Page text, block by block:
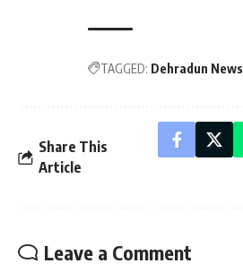
TAGGED: Dehradun News
Share This
Article
Leave a Comment